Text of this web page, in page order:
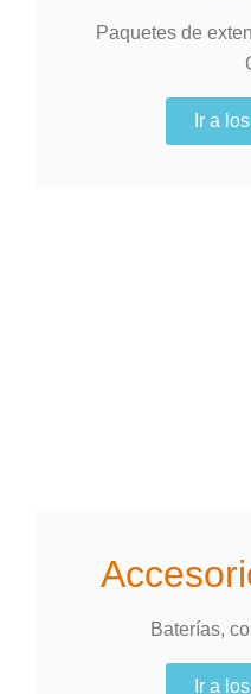
Paquetes de
Ir a
Baterías,
Ir a